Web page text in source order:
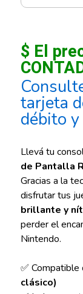
$ El
tarjeta
débito
Llevá tu
de Pantalla
Gracias a la
disfrutar tus
brillante y
perder el
Nintendo.
✅ Compatible
clásico)